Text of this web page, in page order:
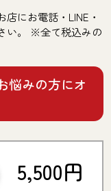
にお電話・LINE・
い。 ※全て税込みの
悩みの方にオ
5,500円